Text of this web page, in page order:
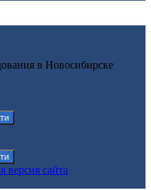
в Новосибирске